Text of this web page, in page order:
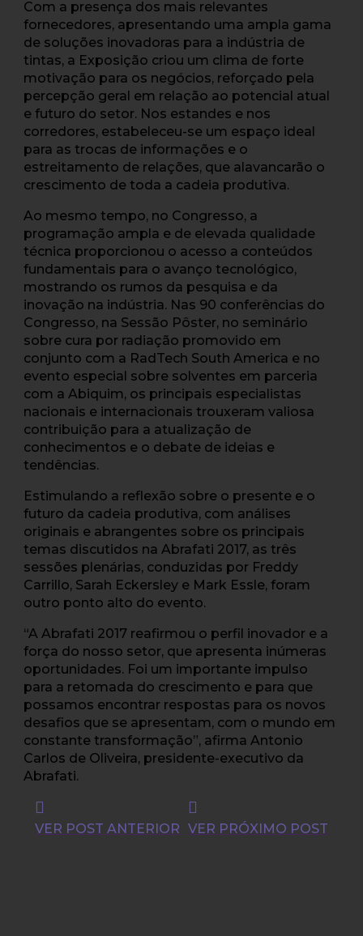
Com a presença dos mais relevantes
fornecedores, apresentando uma ampla gama
de soluções inovadoras para a indústria de
tintas, a Exposição criou um clima de forte
motivação para os negócios, reforçado pela
percepção geral em relação ao potencial atual
e futuro do setor. Nos estandes e nos
corredores, estabeleceu-se um espaço ideal
para as trocas de informações e o
estreitamento de relações, que alavancarão o
crescimento de toda a cadeia produtiva.
Ao mesmo tempo, no Congresso, a
programação ampla e de elevada qualidade
técnica proporcionou o acesso a conteúdos
fundamentais para o avanço tecnológico,
mostrando os rumos da pesquisa e da
inovação na indústria. Nas 90 conferências do
Congresso, na Sessão Pôster, no seminário
sobre cura por radiação promovido em
conjunto com a RadTech South America e no
evento especial sobre solventes em parceria
com a Abiquim, os principais especialistas
nacionais e internacionais trouxeram valiosa
contribuição para a atualização de
conhecimentos e o debate de ideias e
tendências.
Estimulando a reflexão sobre o presente e o
futuro da cadeia produtiva, com análises
originais e abrangentes sobre os principais
temas discutidos na Abrafati 2017, as três
sessões plenárias, conduzidas por Freddy
Carrillo, Sarah Eckersley e Mark Essle, foram
outro ponto alto do evento.
“A Abrafati 2017 reafirmou o perfil inovador e a
força do nosso setor, que apresenta inúmeras
oportunidades. Foi um importante impulso
para a retomada do crescimento e para que
possamos encontrar respostas para os novos
desafios que se apresentam, com o mundo em
constante transformação”, afirma Antonio
Carlos de Oliveira, presidente-executivo da
Abrafati.
VER POST ANTERIOR VER PRÓXIMO POST